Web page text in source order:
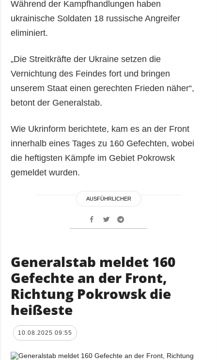
Während der Kampfhandlungen haben
ukrainische Soldaten 18 russische Angreifer
eliminiert.
„Die Streitkräfte der Ukraine setzen die
Vernichtung des Feindes fort und bringen
unserem Staat einen gerechten Frieden näher“,
betont der Generalstab.
Wie Ukrinform berichtete, kam es an der Front
innerhalb eines Tages zu 160 Gefechten, wobei
die heftigsten Kämpfe im Gebiet Pokrowsk
gemeldet wurden.
AUSFÜHRLICHER
Generalstab meldet 160
Gefechte an der Front,
Richtung Pokrowsk die
heißeste
10.08.2025 09:55